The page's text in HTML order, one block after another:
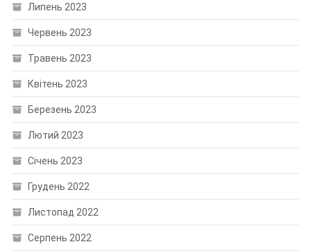
Липень 2023
Червень 2023
Травень 2023
Квітень 2023
Березень 2023
Лютий 2023
Січень 2023
Грудень 2022
Листопад 2022
Серпень 2022